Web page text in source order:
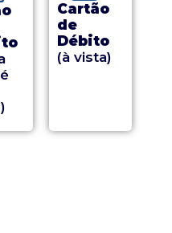
Cartão
de
Débito
(à vista)